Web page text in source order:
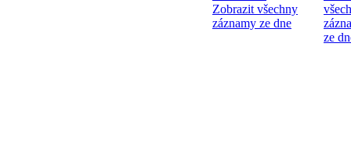
Zobrazit všechny
záznamy ze dne
ze